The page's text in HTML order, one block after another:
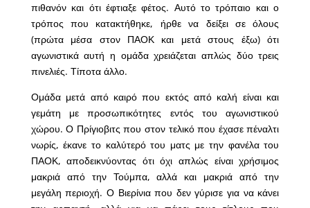
πιθανόν και ότι έφτιαξε φέτος. Αυτό το τρόπαιο και ο
τρόπος που κατακτήθηκε, ήρθε να δείξει σε όλους
(πρώτα μέσα στον ΠΑΟΚ και μετά στους έξω) ότι
αγωνιστικά αυτή η ομάδα χρειάζεται απλώς δύο τρεις
πινελιές. Τίποτα άλλο.
Ομάδα μετά από καιρό που εκτός από καλή είναι και
γεμάτη με προσωπικότητες εντός του αγωνιστικού
χώρου. Ο Πρίγιοβιτς που στον τελικό που έχασε πέναλτι
νωρίς, έκανε το καλύτερό του ματς με την φανέλα του
ΠΑΟΚ, αποδεικνύοντας ότι όχι απλώς είναι χρήσιμος
μακριά από την Τούμπα, αλλά και μακριά από την
μεγάλη περιοχή. Ο Βιερίνια που δεν γύρισε για να κάνει